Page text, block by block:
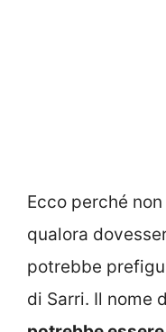
Ecco perché
qualora
potrebbe
di Sarri. Il nome